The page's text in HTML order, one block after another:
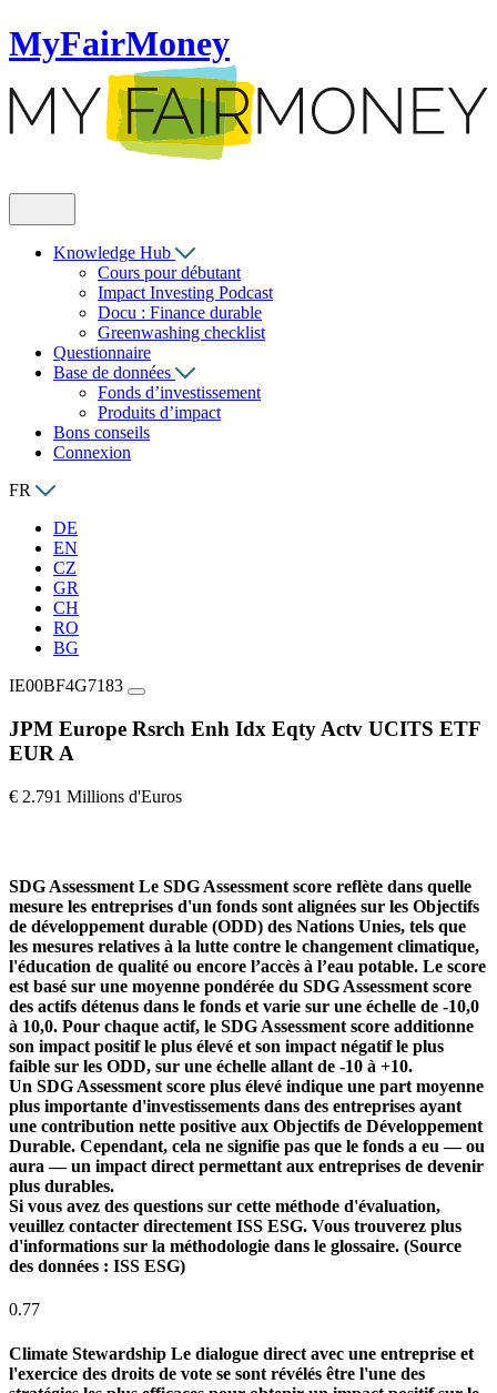
MyFairMoney
Knowledge Hub
Cours pour débutant
Impact Investing Podcast
Docu : Finance durable
Greenwashing checklist
Questionnaire
Base de données
Fonds d’investissement
Produits d’impact
Bons conseils
Connexion
FR
DE
EN
CZ
GR
CH
RO
BG
IE00BF4G7183
JPM Europe Rsrch Enh Idx Eqty Actv UCITS ETF
EUR A
€ 2.791 Millions d'Euros
SDG Assessment Le SDG Assessment score reflète dans quelle
mesure les entreprises d'un fonds sont alignées sur les Objectifs
de développement durable (ODD) des Nations Unies, tels que
les mesures relatives à la lutte contre le changement climatique,
l'éducation de qualité ou encore l’accès à l’eau potable. Le score
est basé sur une moyenne pondérée du SDG Assessment score
des actifs détenus dans le fonds et varie sur une échelle de -10,0
à 10,0. Pour chaque actif, le SDG Assessment score additionne
son impact positif le plus élevé et son impact négatif le plus
faible sur les ODD, sur une échelle allant de -10 à +10.
Un SDG Assessment score plus élevé indique une part moyenne
plus importante d'investissements dans des entreprises ayant
une contribution nette positive aux Objectifs de Développement
Durable. Cependant, cela ne signifie pas que le fonds a eu — ou
aura — un impact direct permettant aux entreprises de devenir
plus durables.
Si vous avez des questions sur cette méthode d'évaluation,
veuillez contacter directement ISS ESG. Vous trouverez plus
d'informations sur la méthodologie dans le glossaire. (Source
des données : ISS ESG)
0.77
Climate Stewardship Le dialogue direct avec une entreprise et
l'exercice des droits de vote se sont révélés être l'une des